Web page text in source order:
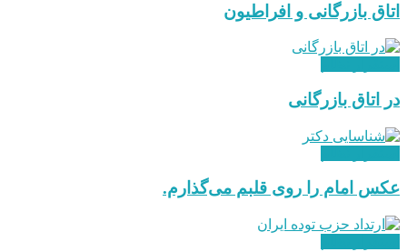
اتاق بازرگانی و افراطیون
در اتاق بازرگانی
عکس امام را روی قلبم می‌گذارم.